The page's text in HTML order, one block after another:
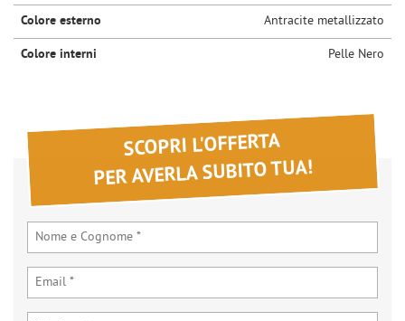
Colore esterno Antracite metallizzato
Colore interni Pelle Nero
SCOPRI L'OFFERTA
PER AVERLA SUBITO TUA!